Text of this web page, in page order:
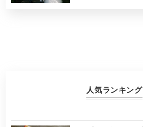
人気ランキング